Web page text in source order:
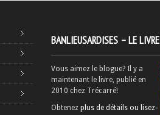
BANLIEUSARDISES – LE LIVRE
Vous aimez le blogue? Il y a
maintenant le livre, publié en
2010 chez Trécarré!
Obtenez plus de détails ou lisez-